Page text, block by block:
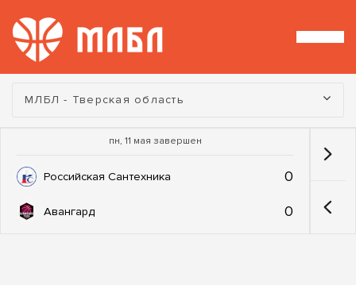
Турнир:
МЛБЛ - Тверская область
пн, 11 мая завершен
Российская Сантехника 0
Авангард 0